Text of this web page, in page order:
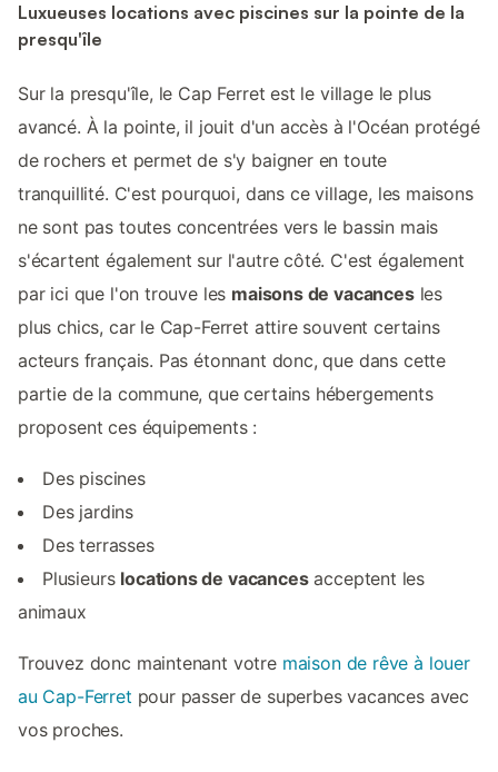
Luxueuses locations avec piscines sur la pointe de la
presqu'île
Sur la presqu'île, le Cap Ferret est le village le plus
avancé. À la pointe, il jouit d'un accès à l'Océan protégé
de rochers et permet de s'y baigner en toute
tranquillité. C'est pourquoi, dans ce village, les maisons
ne sont pas toutes concentrées vers le bassin mais
s'écartent également sur l'autre côté. C'est également
par ici que l'on trouve les maisons de vacancesles
plus chics, car le Cap-Ferret attire souvent certains
acteurs français. Pas étonnant donc, que dans cette
partie de la commune, que certains hébergements
proposent ces équipements :
Des piscines
Des jardins
Des terrasses
Plusieurs locations de vacancesacceptent les
animaux
Trouvez donc maintenant votre maison de rêve à louer
au Cap-Ferret pour passer de superbes vacances avec
vos proches.